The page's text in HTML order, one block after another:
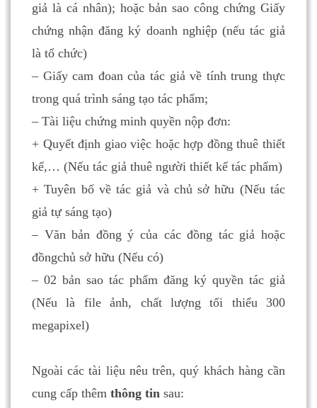
giả là cá nhân); hoặc bản sao công chứng Giấy
chứng nhận đăng ký doanh nghiệp (nếu tác giả
là tổ chức)
– Giấy cam đoan của tác giả về tính trung thực
trong quá trình sáng tạo tác phẩm;
– Tài liệu chứng minh quyền nộp đơn:
+ Quyết định giao việc hoặc hợp đồng thuê thiết
kế,… (Nếu tác giả thuê người thiết kế tác phẩm)
+ Tuyên bố về tác giả và chủ sở hữu (Nếu tác
giả tự sáng tạo)
– Văn bản đồng ý của các đồng tác giả hoặc
đồngchủ sở hữu (Nếu có)
– 02 bản sao tác phẩm đăng ký quyền tác giả
(Nếu là file ảnh, chất lượng tối thiểu 300
megapixel)
Ngoài các tài liệu nêu trên, quý khách hàng cần
cung cấp thêm thông tin sau: